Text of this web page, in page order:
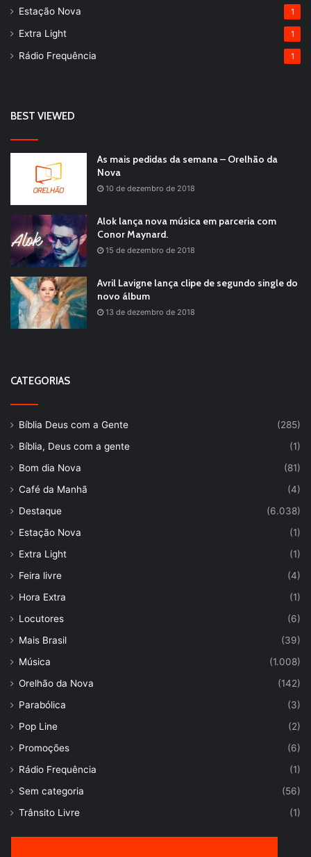
Estação Nova 1
Extra Light 1
Rádio Frequência 1
BEST VIEWED
As mais pedidas da semana – Orelhão da
Nova
10 de dezembro de 2018
Alok lança nova música em parceria com
Conor Maynard.
15 de dezembro de 2018
Avril Lavigne lança clipe de segundo single do
novo álbum
13 de dezembro de 2018
CATEGORIAS
Bíblia Deus com a Gente
(285)
Bíblia, Deus com a gente
(1)
Bom dia Nova
(81)
Café da Manhã
(4)
Destaque
(6.038)
Estação Nova
(1)
Extra Light
(1)
Feira livre
(4)
Hora Extra
(1)
Locutores
(6)
Mais Brasil
(39)
Música
(1.008)
Orelhão da Nova
(142)
Parabólica
(3)
Pop Line
(2)
Promoções
(6)
Rádio Frequência
(1)
Sem categoria
(56)
Trânsito Livre
(1)